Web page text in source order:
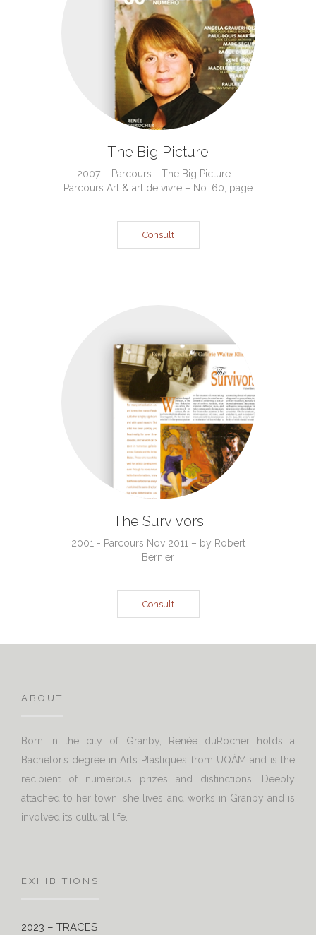
The Big Picture
2007 – Parcours - The Big Picture –
Parcours Art & art de vivre – No. 60, page
Consult
The Survivors
2001 - Parcours Nov 2011 – by Robert
Bernier
Consult
ABOUT
Born in the city of Granby, Renée duRocher holds a
Bachelor’s degree in Arts Plastiques from UQÀM and is the
recipient of numerous prizes and distinctions. Deeply
attached to her town, she lives and works in Granby and is
involved its cultural life.
EXHIBITIONS
2023 – TRACES